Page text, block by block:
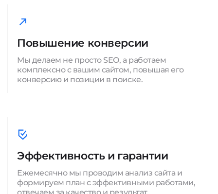
Повышение конверсии
Мы делаем не просто SEO, а работаем
комплексно с вашим сайтом, повышая его
конверсию и позиции в поиске.
Эффективность и гарантии
Ежемесячно мы проводим анализ сайта и
формируем план с эффективными работами,